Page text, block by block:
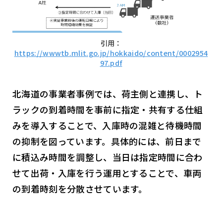
引用：
https://wwwtb.mlit.go.jp/hokkaido/content/0002954
97.pdf
北海道の事業者事例では、荷主側と連携し、ト
ラックの到着時間を事前に指定・共有する仕組
みを導入することで、入庫時の混雑と待機時間
の抑制を図っています。具体的には、前日まで
に積込み時間を調整し、当日は指定時間に合わ
せて出荷・入庫を行う運用とすることで、車両
の到着時刻を分散させています。